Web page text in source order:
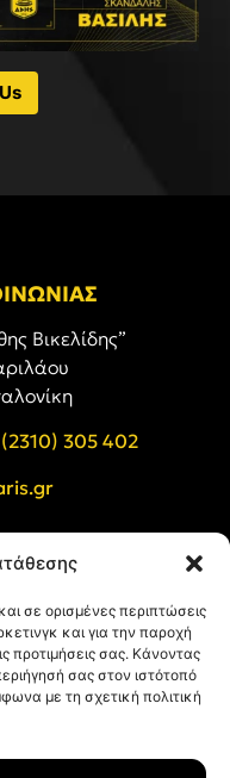
σε ορισμένες περιπτώσεις
και για την παροχή
προτιμήσεις σας. Κάνοντας
σας στον ιστότοπό
με τη σχετική πολιτική
Βικελίδης”
305 402